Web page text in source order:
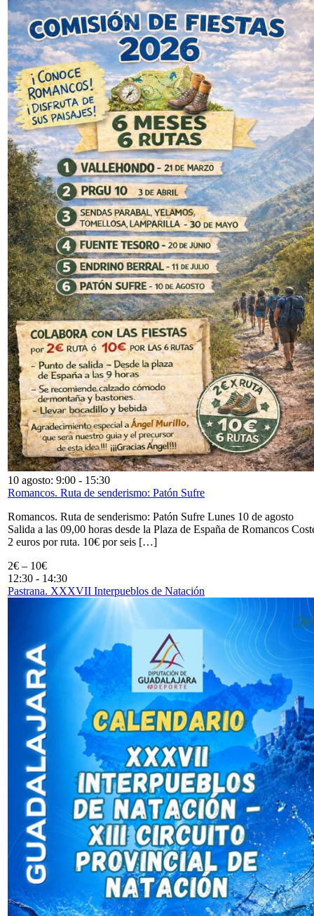
10 agosto: 9:00 - 15:30
Romancos. Ruta de senderismo: Patón Sufre
Romancos. Ruta de senderismo: Patón Sufre Lunes 10 de agosto
Salida a las 09,00 horas desde la Plaza de España de Romancos
2 euros por ruta. 10€ por seis […]
2€ – 10€
12:30 - 14:30
Pastrana. XXXVII Interpueblos de Natación